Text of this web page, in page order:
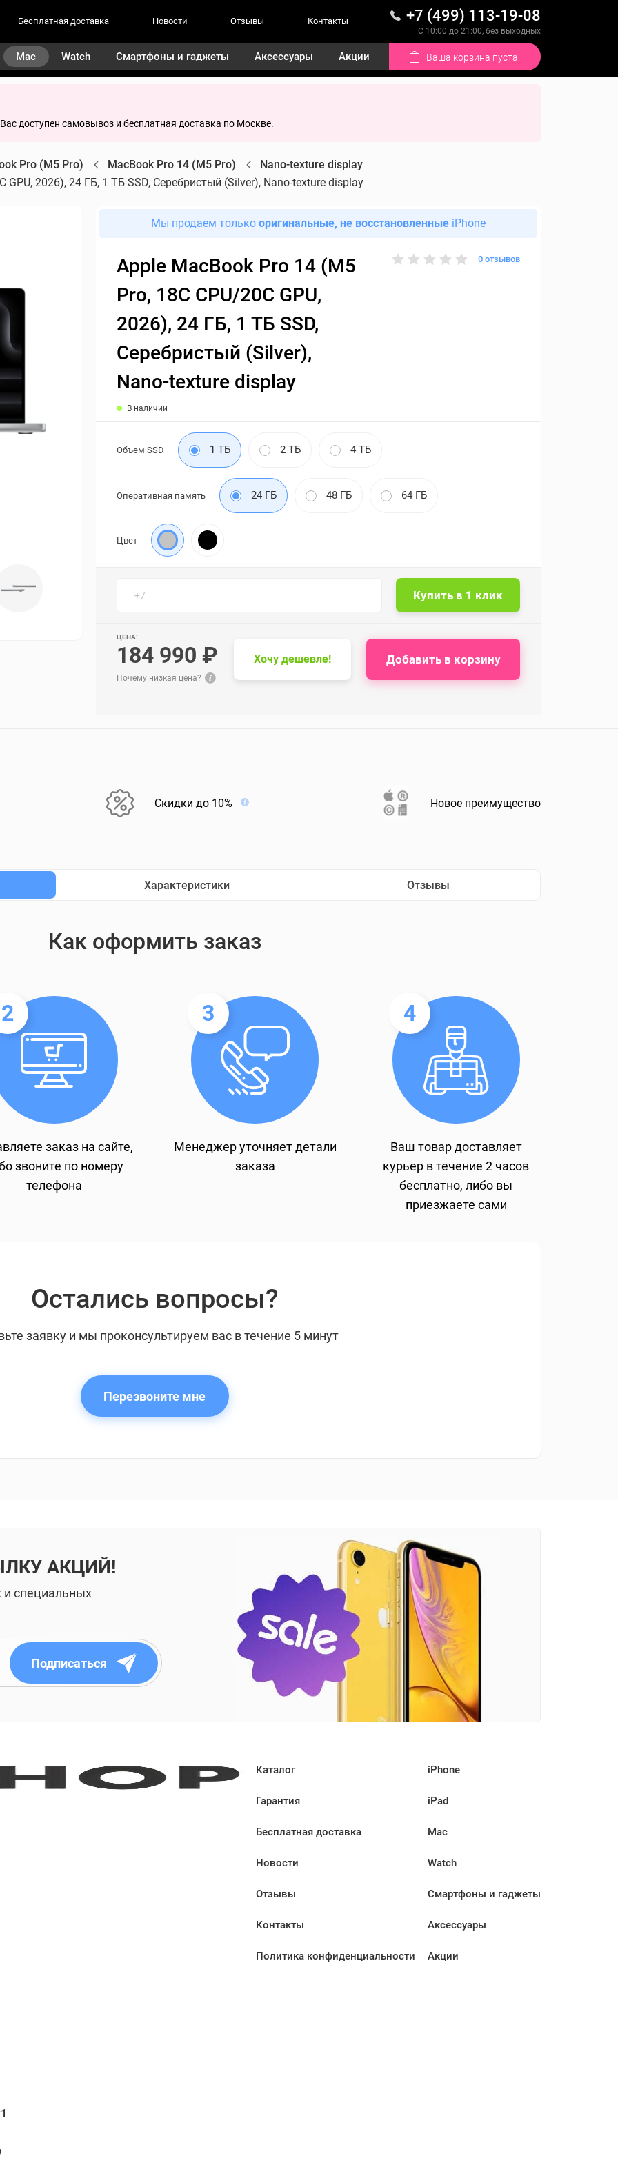
Бесплатная доставка Новости Отзывы Контакты +7 (499) 113-19-08
С 10:00 до 21:00, без выходных
Mac Watch Смартфоны и гаджеты Аксессуары Акции Ваша корзина пуста!
доступен самовывоз и бесплатная доставка по Москве.
Pro (M5 Pro) MacBook Pro 14 (M5 Pro)
Nano-texture display
GPU, 2026), 24 ГБ, 1 ТБ SSD, Серебристый (Silver), Nano-texture display
Мы продаем только оригинальные, не восстановленные iPhone
Apple MacBook Pro 14 (M5
Pro, 18C CPU/20C GPU,
2026), 24 ГБ, 1 ТБ SSD,
Серебристый (Silver),
Nano-texture display
0 отзывов
В наличии
Объем SSD 1 ТБ 2 ТБ 4 ТБ
Оперативная память 24 ГБ 48 ГБ 64 ГБ
Цвет
ЦЕНА:
184 990 ₽
Почему низкая цена?
Хочу дешевле! Добавить в корзину
Скидки до 10% Новое преимущество
Характеристики Отзывы
Как оформить заказ
2
заказ на сайте,
звоните по номеру
телефона
3
Менеджер уточняет детали
заказа
4
Ваш товар доставляет
курьер в течение 2 часов
бесплатно, либо вы
приезжаете сами
Остались вопросы?
заявку и мы проконсультируем вас в течение 5 минут
Перезвоните мне
АКЦИЙ!
и специальных
Подписаться
Каталог
Гарантия
Бесплатная доставка
Новости
Отзывы
Контакты
Политика конфиденциальности
iPhone
iPad
Mac
Watch
Смартфоны и гаджеты
Аксессуары
Акции